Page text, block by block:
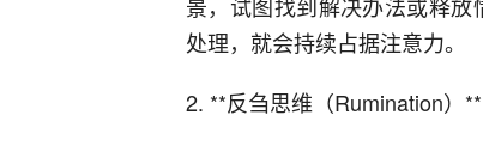
处理，就会持续占据注意力。
2. **反刍思维（Rumination）**